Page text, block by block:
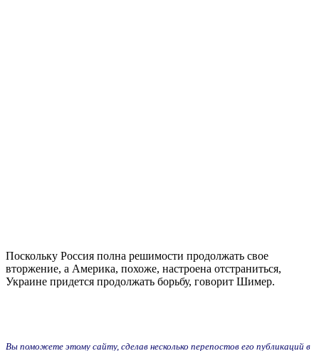
Поскольку Россия полна решимости продолжать свое
вторжение, а Америка, похоже, настроена отстраниться,
Украине придется продолжать борьбу, говорит Шимер.
Вы поможете этому сайту, сделав несколько перепостов его публикаций в